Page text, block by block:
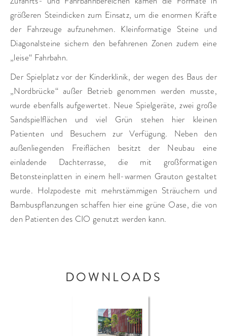
größeren Steindicken zum Einsatz, um die enormen Kräfte
der Fahrzeuge aufzunehmen. Kleinformatige Steine und
Diagonalsteine sichern den befahrenen Zonen zudem eine
„leise“ Fahrbahn.
Der Spielplatz vor der Kinderklinik, der wegen des Baus der
„Nordbrücke“ außer Betrieb genommen werden musste,
wurde ebenfalls aufgewertet. Neue Spielgeräte, zwei große
Sandspielflächen und viel Grün stehen hier kleinen
Patienten und Besuchern zur Verfügung. Neben den
außenliegenden Freiflächen besitzt der Neubau eine
einladende Dachterrasse, die mit großformatigen
Betonsteinplatten in einem hell-warmen Grauton gestaltet
wurde. Holzpodeste mit mehrstämmigen Sträuchern und
Bambuspflanzungen schaffen hier eine grüne Oase, die von
den Patienten des CIO genutzt werden kann.
DOWNLOADS